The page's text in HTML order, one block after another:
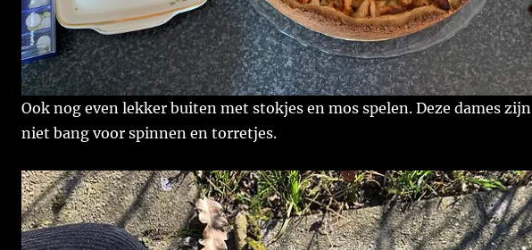
Ook nog even lekker buiten met stokjes en mos spelen. Deze dames zijn
niet bang voor spinnen en torretjes.